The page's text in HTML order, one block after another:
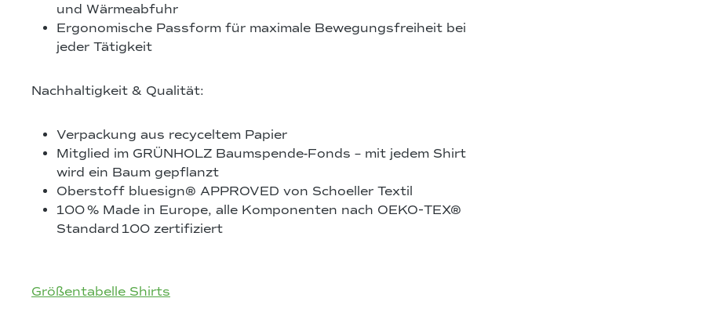
und Wärmeabfuhr
Ergonomische Passform für maximale Bewegungsfreiheit bei
jeder Tätigkeit
Nachhaltigkeit & Qualität:
Verpackung aus recyceltem Papier
Mitglied im GRÜNHOLZ Baumspende-Fonds – mit jedem Shirt
wird ein Baum gepflanzt
Oberstoff bluesign® APPROVED von Schoeller Textil
100% Made in Europe, alle Komponenten nach OEKO‑TEX®
Standard 100 zertifiziert
Größentabelle Shirts